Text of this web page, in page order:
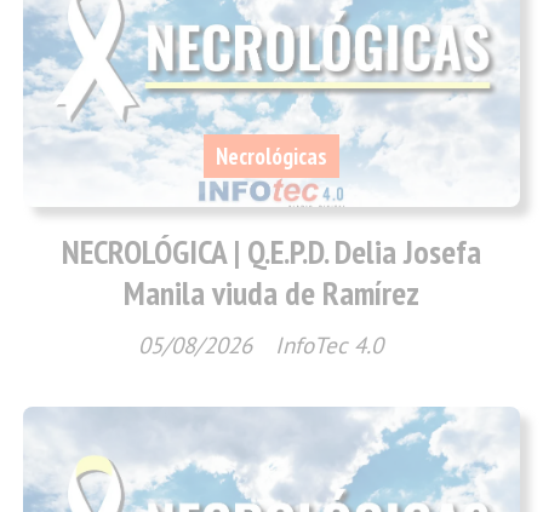
NECROLÓGICA | Q.E.P.D. Delia Josefa
Manila viuda de Ramírez
InfoTec 4.0
Necrológicas
05/08/2026